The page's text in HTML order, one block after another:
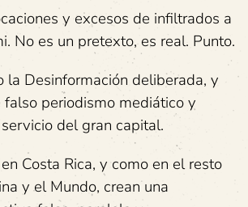
y excesos de infiltrados a
No es un pretexto, es real. Punto.
la Desinformación deliberada, y
falso periodismo mediático y
del gran capital.
Costa Rica, y como en el resto
y el Mundo, crean una